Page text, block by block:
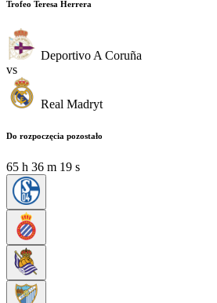
Trofeo Teresa Herrera
Deportivo A Coruña
vs
Real Madryt
Do rozpoczęcia pozostało
65 h 36 m 19 s